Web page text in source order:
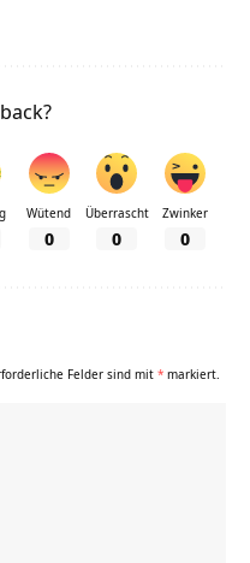
Wütend
0
Überrascht
0
Zwinker
0
Felder sind mit * markiert.